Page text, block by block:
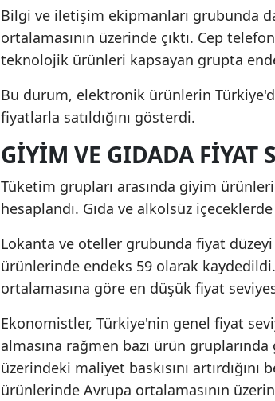
Bilgi ve iletişim ekipmanları grubunda
ortalamasının üzerinde çıktı. Cep
teknolojik ürünleri kapsayan grupta
Bu durum, elektronik ürünlerin
fiyatlarla satıldığını gösterdi.
GIYIM VE GIDADA FIYAT
Tüketim grupları arasında giyim
hesaplandı. Gıda ve alkolsüz
Lokanta ve oteller grubunda fiyat
ürünlerinde endeks 59 olarak
ortalamasına göre en düşük fiyat
Ekonomistler, Türkiye'nin genel fiyat
almasına rağmen bazı ürün
üzerindeki maliyet baskısını
ürünlerinde Avrupa ortalamasının